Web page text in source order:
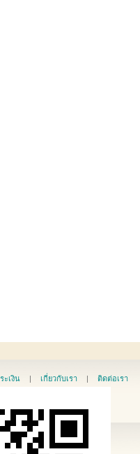
ะเงิน | เกี่ยวกับเรา | ติดต่อเรา